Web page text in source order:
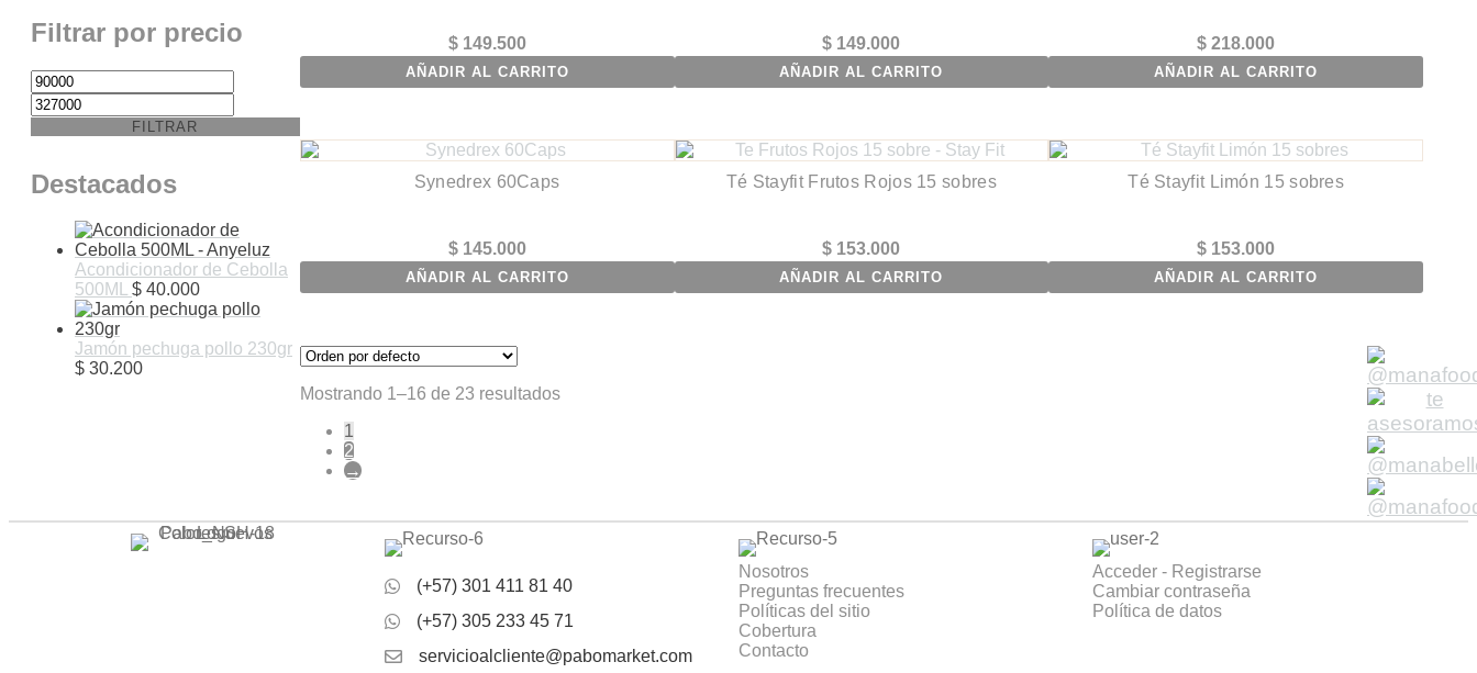
Filtrar por precio
Precio
mínimo
máximo
FILTRAR
Destacados
Acondicionador de Cebolla
500ML $ 40.000
Jamón pechuga pollo 230gr
$ 30.200
$149.500
AÑADIR AL CARRITO
$ 149.000
AÑADIR AL CARRITO
$ 218.000
AÑADIR AL CARRITO
Synedrex 60Caps
$145.000
AÑADIR AL CARRITO
Té Stayfit Frutos Rojos 15 sobres
$ 153.000
AÑADIR AL CARRITO
Té Stayfit Limón 15 sobres
$ 153.000
AÑADIR AL CARRITO
Mostrando 1–16 de 23 resultados
1
2
→
(+57) 301 411 81 40
(+57) 305 233 45 71
servicioalcliente@pabomarket.com
Nosotros
Preguntas frecuentes
Políticas del sitio
Cobertura
Contacto
Acceder - Registrarse
Cambiar contraseña
Política de datos